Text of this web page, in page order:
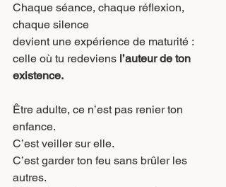
Chaque séance, chaque réflexion,
chaque silence
devient une expérience de maturité :
celle où tu redeviens l’auteur de ton
existence.
Être adulte, ce n’est pas renier ton
enfance.
C’est veiller sur elle.
C’est garder ton feu sans brûler les
autres.